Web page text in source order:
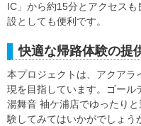
IC」から約15分とアクセス
設としても便利です。
快適な帰路体験の提
本プロジェクトは、アクアラ
現を目指しています。ゴール
湯舞音 袖ケ浦店でゆったり
験してみてはいかがでしょう